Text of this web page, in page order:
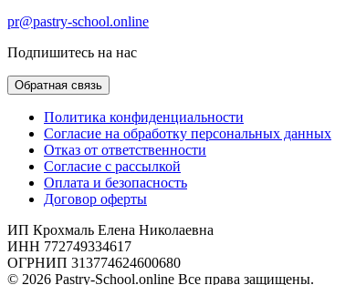
pr@pastry-school.online
Подпишитесь на нас
Обратная связь
Политика конфиденциальности
Согласие на обработку персональных данных
Отказ от ответственности
Согласие с рассылкой
Оплата и безопасность
Договор оферты
ИП Крохмаль Елена Николаевна
ИНН 772749334617
ОГРНИП 313774624600680
© 2026 Pastry-School.online Все права защищены.